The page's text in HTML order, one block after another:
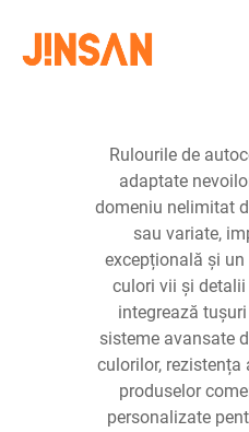
Rulourile de
adaptate
domeniu nelimitat
sau variate,
excepțională și
culori vii și detalii
integrează
sisteme avansate
culorilor,
produselor
personalizate